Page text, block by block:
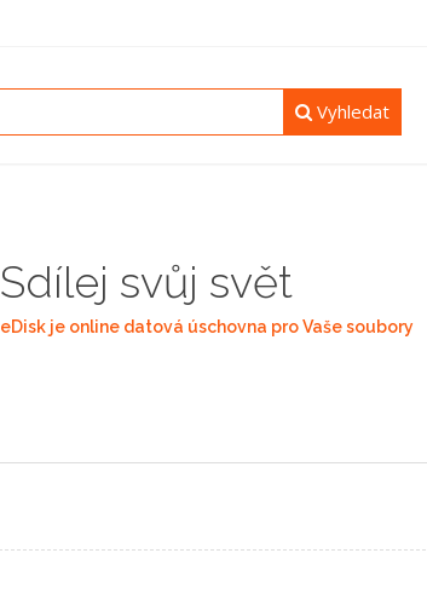
Vyhledat
Sdílej svůj svět
eDisk je online datová úschovna pro Vaše soubory